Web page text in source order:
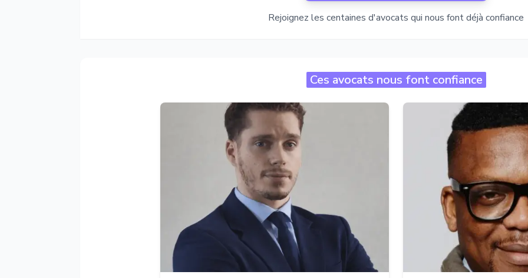
Rejoignez les centaines d'avocats qui nous font déjà confiance
Ces avocats nous font confiance